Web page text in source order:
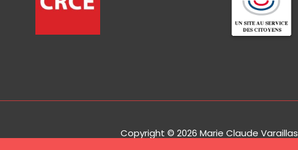
Copyright © 2026 Marie Claude Varaillas